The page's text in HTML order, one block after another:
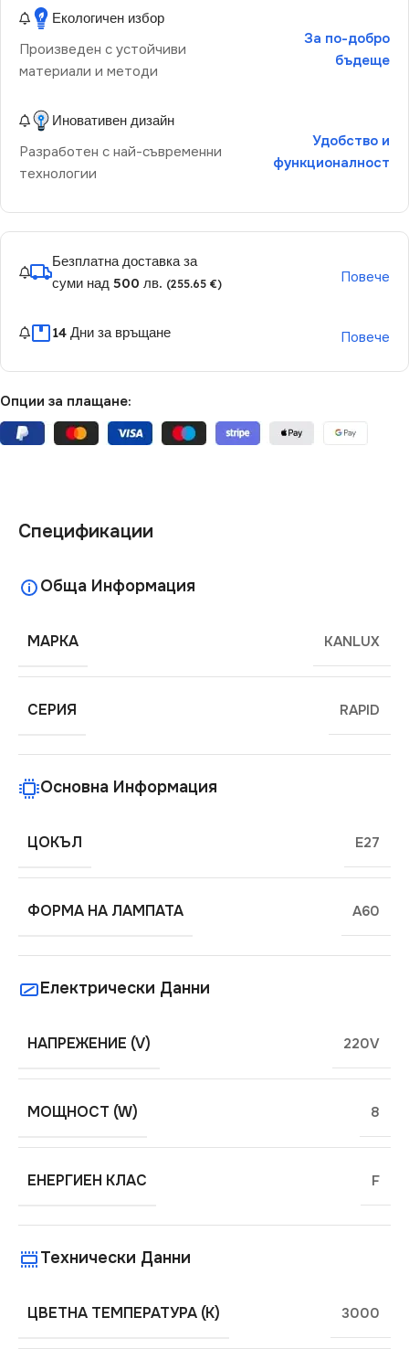
Екологичен избор
Произведен с устойчиви
материали и методи
За по-добро
бъдеще
Иновативен дизайн
Разработен с най-съвременни
технологии
Удобство и
функционалност
Безплатна доставка за
суми над 500 лв. (255.65 €) Повече
14 Дни за връщане Повече
Опции за плащане:
Спецификации
Обща Информация
МАРКА KANLUX
СЕРИЯ RAPID
Основна Информация
ЦОКЪЛ E27
ФОРМА НА ЛАМПАТА A60
Електрически Данни
НАПРЕЖЕНИЕ (V) 220V
МОЩНОСТ (W) 8
ЕНЕРГИЕН КЛАС F
Технически Данни
ЦВЕТНА ТЕМПЕРАТУРА (K) 3000